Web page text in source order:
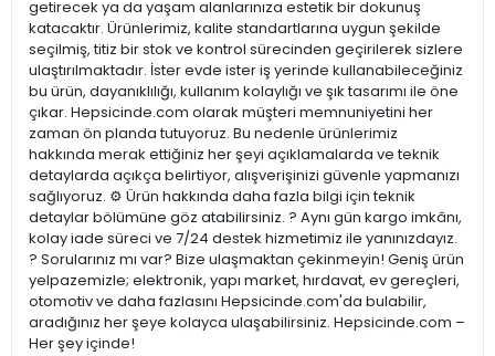
getirecek ya da yaşam alanlarınıza estetik bir dokunuş
katacaktır. Ürünlerimiz, kalite standartlarına uygun şekilde
seçilmiş, titiz bir stok ve kontrol sürecinden geçirilerek sizlere
ulaştırılmaktadır. İster evde ister iş yerinde kullanabileceğiniz
bu ürün, dayanıklılığı, kullanım kolaylığı ve şık tasarımı ile öne
çıkar. Hepsicinde.com olarak müşteri memnuniyetini her
zaman ön planda tutuyoruz. Bu nedenle ürünlerimiz
hakkında merak ettiğiniz her şeyi açıklamalarda ve teknik
detaylarda açıkça belirtiyor, alışverişinizi güvenle yapmanızı
sağlıyoruz. ⚙️ Ürün hakkında daha fazla bilgi için teknik
detaylar bölümüne göz atabilirsiniz. ? Aynı gün kargo imkânı,
kolay iade süreci ve 7/24 destek hizmetimiz ile yanınızdayız.
? Sorularınız mı var? Bize ulaşmaktan çekinmeyin! Geniş ürün
yelpazemizle; elektronik, yapı market, hırdavat, ev gereçleri,
otomotiv ve daha fazlasını Hepsicinde.com'da bulabilir,
aradığınız her şeye kolayca ulaşabilirsiniz. Hepsicinde.com –
Her şey içinde!